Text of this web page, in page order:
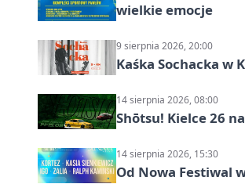
wielkie emocje
9 sierpnia 2026, 20:00
Kaśka Sochacka
14 sierpnia 2026, 08:00
Shōtsu! Kielce 26
14 sierpnia 2026, 15:30
Od Nowa Festiwal